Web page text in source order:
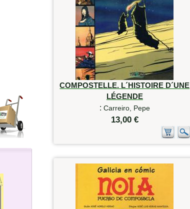
COMPOSTELLE. L´HISTOIRE D´UNE
LÉGENDE
: Carreiro, Pepe
13,00 €